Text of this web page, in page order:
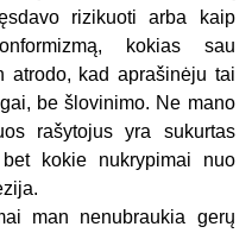
rizikuoti arba kaip
kokias sau
atrodo, kad aprašinėju tai
be šlovinimo. Ne mano
rašytojus yra sukurtas
kokie nukrypimai nuo
man nenubraukia gerų